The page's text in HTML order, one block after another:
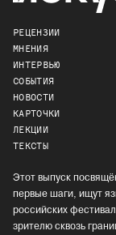
РЕЦЕНЗИИ
МНЕНИЯ
ИНТЕРВЬЮ
СОБЫТИЯ
НОВОСТИ
КАРТОЧКИ
ЛЕКЦИИ
ТЕКСТЫ
Этот выпуск
первые шаги, ищут
российских
зрителю сквозь